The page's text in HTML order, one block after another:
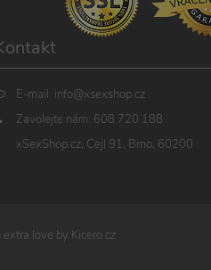
E-mail: info@xsexshop.cz
Zavolejte nám: 608 720 188
xSexShop.cz, Cejl 91, Brno, 60200
love by Kicero.cz